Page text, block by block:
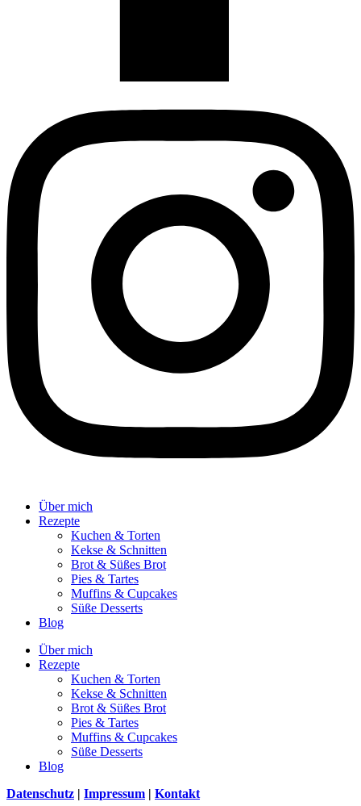
Über mich
Rezepte
Kuchen & Torten
Kekse & Schnitten
Brot & Süßes Brot
Pies & Tartes
Muffins & Cupcakes
Süße Desserts
Blog
Über mich
Rezepte
Kuchen & Torten
Kekse & Schnitten
Brot & Süßes Brot
Pies & Tartes
Muffins & Cupcakes
Süße Desserts
Blog
Datenschutz | Impressum | Kontakt